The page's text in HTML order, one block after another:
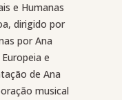
e Humanas
dirigido por
por Ana
e
de Ana
musical